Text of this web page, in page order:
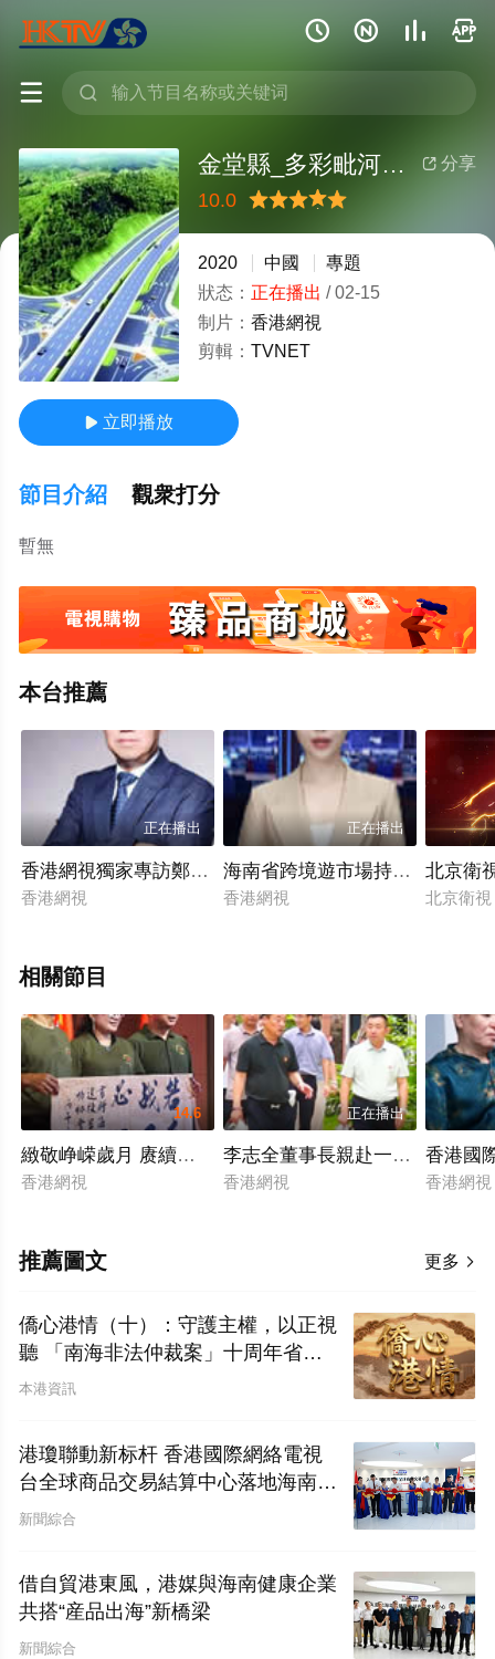
   
 
 分享
金堂縣_多彩毗河灣 醉美夜金堂
10.0
很差較差還行推薦
力薦
2020 中國
專題
狀态： 正在播出 /02-15
制片： 香港網視
剪輯： TVNET
 立即播放
節目介紹 觀衆打分
暫無
本台推薦
正在播出
香港網視獨家專訪鄭曉軍（三）：瓊港雙擎，金融合璧
香港網視
正在播出
海南省跨境遊市場持續升溫
香港網視
北京衛
北京衛
相關節目
14.6
緻敬峥嵘歲月 赓續紅色血脈——海南省退役軍人服務協
香港網視
正在播出
李志全董事長親赴一線督查項
香港網視
香港國
香港網
更多 
推薦圖文
僑心港情（十）：守護主權，以正視
聽 「南海非法仲裁案」十周年省思
——香港僑界應對西方輿論戰的實況
本港資訊
港瓊聯動新标杆 香港國際網絡電視
台全球商品交易結算中心落地海南自
貿港
新聞綜合
借自貿港東風，港媒與海南健康企業
共搭“産品出海”新橋梁
新聞綜合